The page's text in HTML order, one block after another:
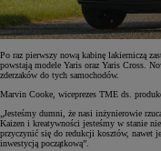
Po raz pierwszy nową kabinę lakierniczą
powstają modele Yaris oraz Yaris Cross.
zderzaków do tych samochodów.
Marvin Cooke, wiceprezes TME ds.
„Jesteśmy dumni, że nasi inżynierowie
Kaizen i kreatywności jesteśmy w stanie
przyczynić się do redukcji kosztów, nawet
inwestycją początkową”.